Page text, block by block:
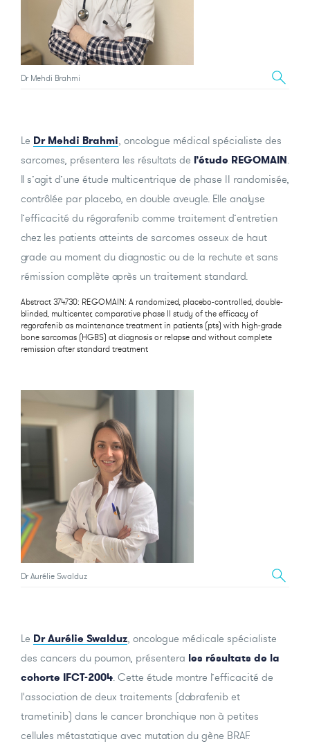
Dr Mehdi Brahmi
Le Dr Mehdi Brahmi , oncologue médical spécialiste des
sarcomes, présentera les résultats de l’étude REGOMAIN
Il s’agit d’une étude multicentrique de phase II randomisée,
contrôlée par placebo, en double aveugle. Elle analyse
l’efficacité du régorafenib comme traitement d’entretien
chez les patients atteints de sarcomes osseux de haut
grade au moment du diagnostic ou de la rechute et sans
rémission complète après un traitement standard.
Abstract 374730: REGOMAIN: A randomized, placebo-controlled, double-
blinded, multicenter, comparative phase II study of the efficacy of
regorafenib as maintenance treatment in patients (pts) with high-grade
bone sarcomas (HGBS) at diagnosis or relapse and without complete
remission after standard treatment
Dr Aurélie Swalduz
Le Dr Aurélie Swalduz , oncologue médicale spécialiste
des cancers du poumon, présentera les résultats de la
cohorte IFCT-2004 . Cette étude montre l’efficacité de
l'association de deux traitements (dabrafenib et
trametinib) dans le cancer bronchique non à petites
cellules métastatique avec mutation du gène BRAF.